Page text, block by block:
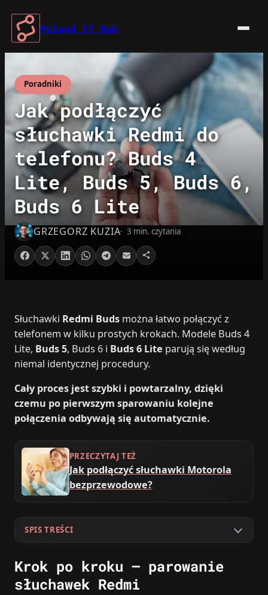
Przejdź
treści
Poland IT Hub
Poradniki
Jak podłączyć
słuchawki Redmi do
telefonu? Buds 4
Lite, Buds 5, Buds 6,
Buds 6 Lite
GRZEGORZ KUZIA 3 min. czytania
Słuchawki Redmi Buds można łatwo połączyć z
telefonem w kilku prostych krokach. Modele Buds 4
Lite, Buds 5, Buds 6 i Buds 6 Lite parują się według
niemal identycznej procedury.
Cały proces jest szybki i powtarzalny, dzięki
czemu po pierwszym sparowaniu kolejne
połączenia odbywają się automatycznie.
PRZECZYTAJ TEŻ
Jak podłączyć słuchawki Motorola
bezprzewodowe?
SPIS TREŚCI
Krok po kroku – parowanie
słuchawek Redmi